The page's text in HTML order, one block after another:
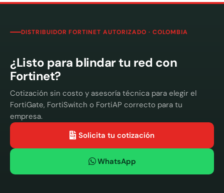
DISTRIBUIDOR FORTINET AUTORIZADO · COLOMBIA
¿Listo para blindar tu red con
Fortinet?
Cotización sin costo y asesoría técnica para elegir el
FortiGate, FortiSwitch o FortiAP correcto para tu
empresa.
Solicita tu cotización
WhatsApp